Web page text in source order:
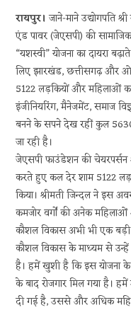
रायपुर।जाने-माने उद्योगपति
एंड पावर (जेएसपी) की
“यशस्वी” योजना का दायरा
लिए झारखंड, छत्तीसगढ़ और
5122 लड़कियों और महिलाओं
इंजीनियरिंग, मैनेजमेंट, समाज
बनने के सपने देख रहीं कुल
जा रही है।
जेएसपी फाउंडेशन की चेयरपर्सन
करते हुए कल देर शाम 5122
किया। श्रीमती जिन्दल ने इस
कमजोर वर्गों की अनेक
कौशल विकास अभी भी एक बड़ी
कौशल विकास के माध्यम से
है। हमें खुशी है कि इस योजना के
के बाद रोजगार मिल गया है।
दी गई है, उससे और अधिक